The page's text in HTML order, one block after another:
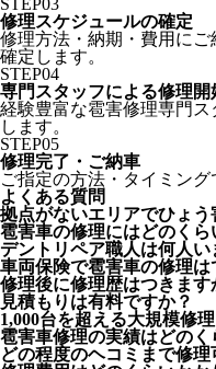
修理スケジュールの確定
修理方法・納期・費用に
確定します。
STEP04
専門スタッフによる修理開
経験豊富な雹害修理専門
します。
STEP05
修理完了・ご納車
ご指定の方法・タイミング
よくある質問
拠点がないエリアでひょ
雹害車の修理にはどのく
デントリペア職人は何人い
車両保険で雹害車の修理は
修理後に修理歴はつきます
見積もりは有料ですか？
1,000台を超える大規模修
雹害車修理の実績はどのく
どの程度のヘコミまで修理